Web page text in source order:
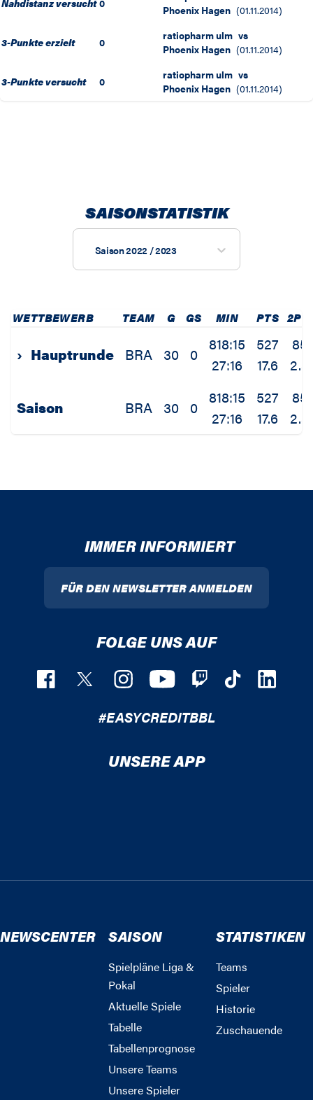
Nahdistanz versucht 0
Phoenix Hagen (01.11.2014)
3-Punkte erzielt 0 ratiopharm ulm vs
Phoenix Hagen (01.11.2014)
3-Punkte versucht 0 ratiopharm ulm vs
Phoenix Hagen (01.11.2014)
SAISONSTATISTIK
Saison 2022 / 2023
WETTBEWERB TEAM G GS MIN PTS 2PM
› Hauptrunde BRA 30 0
818:15
27:16
527
17.6
85
2.8
Saison BRA 30 0
818:15
27:16
527
17.6
85
2.8
IMMER INFORMIERT
FÜR DEN NEWSLETTER ANMELDEN
FOLGE UNS AUF
#EASYCREDITBBL
UNSERE APP
NEWSCENTER SAISON
Spielpläne Liga &
Pokal
Aktuelle Spiele
Tabelle
Tabellenprognose
Unsere Teams
Unsere Spieler
STATISTIKEN
Teams
Spieler
Historie
Zuschauende